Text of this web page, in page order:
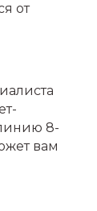
от
8-
вам